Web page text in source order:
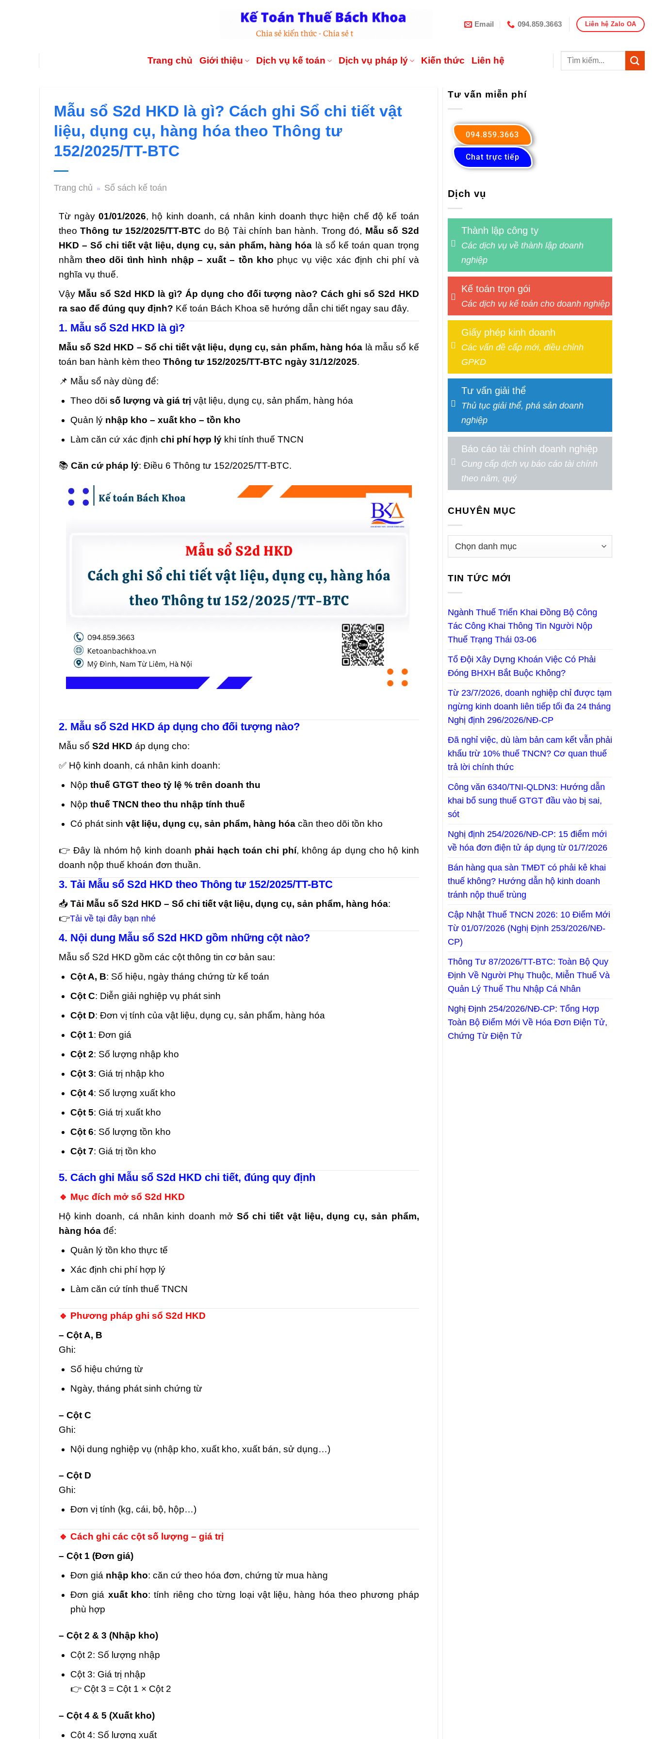
Email 094.859.3663 Liên hệ Zalo OA
Trang chủ Giới thiệu Dịch vụ kế toán Dịch vụ pháp lý Kiến thức Liên hệ
Mẫu sổ S2d HKD là gì? Cách ghi Sổ chi tiết vật
liệu, dụng cụ, hàng hóa theo Thông tư
152/2025/TT-BTC
Trang chủ » Sổ sách kế toán
Từ ngày01/01/2026, hộ kinh doanh, cá nhân kinh doanh thực hiện chế độ kế toán
theo Thông tư 152/2025/TT-BTC do Bộ Tài chính ban hành. Trong đó, Mẫu số S2d
HKD – Sổ chi tiết vật liệu, dụng cụ, sản phẩm, hàng hóa là sổ kế toán quan trọng
nhằm theo dõi tình hình nhập – xuất – tồn kho phục vụ việc xác định chi phí và
nghĩa vụ thuế.
Vậy Mẫu sổ S2d HKD là gì? Áp dụng cho đối tượng nào? Cách ghi sổ S2d HKD
ra sao để đúng quy định? Kế toán Bách Khoa sẽ hướng dẫn chi tiết ngay sau đây.
1. Mẫu sổ S2d HKD là gì?
Mẫu số S2d HKD – Sổ chi tiết vật liệu, dụng cụ, sản phẩm, hàng hóa là mẫu sổ kế
toán ban hành kèm theo Thông tư 152/2025/TT-BTC ngày 31/12/2025.
📌 Mẫu sổ này dùng để:
Theo dõisố lượng và giá trị vật liệu, dụng cụ, sản phẩm, hàng hóa
Quản lý nhập kho – xuất kho – tồn kho
Làm căn cứ xác địnhchi phí hợp lý khi tính thuế TNCN
📚 Căn cứ pháp lý: Điều 6 Thông tư 152/2025/TT-BTC.
2. Mẫu sổ S2d HKD áp dụng cho đối tượng nào?
Mẫu sổ S2d HKD áp dụng cho:
✅ Hộ kinh doanh, cá nhân kinh doanh:
Nộpthuế GTGT theo tỷ lệ % trên doanh thu
Nộpthuế TNCN theo thu nhập tính thuế
Có phát sinhvật liệu, dụng cụ, sản phẩm, hàng hóa cần theo dõi tồn kho
👉 Đây là nhóm hộ kinh doanh phải hạch toán chi phí, không áp dụng cho hộ kinh
doanh nộp thuế khoán đơn thuần.
3. Tải Mẫu sổ S2d HKD theo Thông tư 152/2025/TT-BTC
📥 Tải Mẫu số S2d HKD – Sổ chi tiết vật liệu, dụng cụ, sản phẩm, hàng hóa:
👉Tải về tại đây bạn nhé
4. Nội dung Mẫu sổ S2d HKD gồm những cột nào?
Mẫu sổ S2d HKD gồm các cột thông tin cơ bản sau:
Cột A, B: Số hiệu, ngày tháng chứng từ kế toán
Cột C: Diễn giải nghiệp vụ phát sinh
Cột D: Đơn vị tính của vật liệu, dụng cụ, sản phẩm, hàng hóa
Cột 1: Đơn giá
Cột 2: Số lượng nhập kho
Cột 3: Giá trị nhập kho
Cột 4: Số lượng xuất kho
Cột 5: Giá trị xuất kho
Cột 6: Số lượng tồn kho
Cột 7: Giá trị tồn kho
5. Cách ghi Mẫu sổ S2d HKD chi tiết, đúng quy định
🔹 Mục đích mở sổ S2d HKD
Hộ kinh doanh, cá nhân kinh doanh mở Sổ chi tiết vật liệu, dụng cụ, sản phẩm,
hàng hóađể:
Quản lý tồn kho thực tế
Xác định chi phí hợp lý
Làm căn cứ tính thuế TNCN
🔹 Phương pháp ghi sổ S2d HKD
– Cột A, B
Ghi:
Số hiệu chứng từ
Ngày, tháng phát sinh chứng từ
– Cột C
Ghi:
Nội dung nghiệp vụ (nhập kho, xuất kho, xuất bán, sử dụng…)
– Cột D
Ghi:
Đơn vị tính (kg, cái, bộ, hộp…)
🔹 Cách ghi các cột số lượng – giá trị
– Cột 1 (Đơn giá)
Đơn giá nhập kho: căn cứ theo hóa đơn, chứng từ mua hàng
Đơn giá xuất kho: tính riêng cho từng loại vật liệu, hàng hóa theo phương pháp
phù hợp
– Cột 2 & 3 (Nhập kho)
Cột 2: Số lượng nhập
Cột 3: Giá trị nhập
👉 Cột 3 = Cột 1 × Cột 2
– Cột 4 & 5 (Xuất kho)
Cột 4: Số lượng xuất
Tư vấn miễn phí
094.859.3663
Chat trực tiếp
Dịch vụ
Thành lập công ty
Các dịch vụ về thành lập doanh
nghiệp
Kế toán trọn gói
Các dịch vụ kế toán cho doanh nghiệp
Giấy phép kinh doanh
Các vấn đề cấp mới, điều chỉnh
GPKD
Tư vấn giải thể
Thủ tục giải thể, phá sản doanh
nghiệp
Báo cáo tài chính doanh nghiệp
Cung cấp dịch vụ báo cáo tài chính
theo năm, quý
CHUYÊN MỤC
TIN TỨC MỚI
Ngành Thuế Triển Khai Đồng Bộ Công
Tác Công Khai Thông Tin Người Nộp
Thuế Trạng Thái 03-06
Tổ Đội Xây Dựng Khoán Việc Có Phải
Đóng BHXH Bắt Buộc Không?
Từ 23/7/2026, doanh nghiệp chỉ được tạm
ngừng kinh doanh liên tiếp tối đa 24 tháng
Nghị định 296/2026/NĐ-CP
Đã nghỉ việc, dù làm bản cam kết vẫn phải
khấu trừ 10% thuế TNCN? Cơ quan thuế
trả lời chính thức
Công văn 6340/TNI-QLDN3: Hướng dẫn
khai bổ sung thuế GTGT đầu vào bị sai,
sót
Nghị định 254/2026/NĐ-CP: 15 điểm mới
về hóa đơn điện tử áp dụng từ 01/7/2026
Bán hàng qua sàn TMĐT có phải kê khai
thuế không? Hướng dẫn hộ kinh doanh
tránh nộp thuế trùng
Cập Nhật Thuế TNCN 2026: 10 Điểm Mới
Từ 01/07/2026 (Nghị Định 253/2026/NĐ-
CP)
Thông Tư 87/2026/TT-BTC: Toàn Bộ Quy
Định Về Người Phụ Thuộc, Miễn Thuế Và
Quản Lý Thuế Thu Nhập Cá Nhân
Nghị Định 254/2026/NĐ-CP: Tổng Hợp
Toàn Bộ Điểm Mới Về Hóa Đơn Điện Tử,
Chứng Từ Điện Tử